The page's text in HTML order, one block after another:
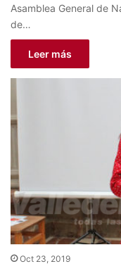
Asamblea General de
de…
Leer más
Oct 23, 2019